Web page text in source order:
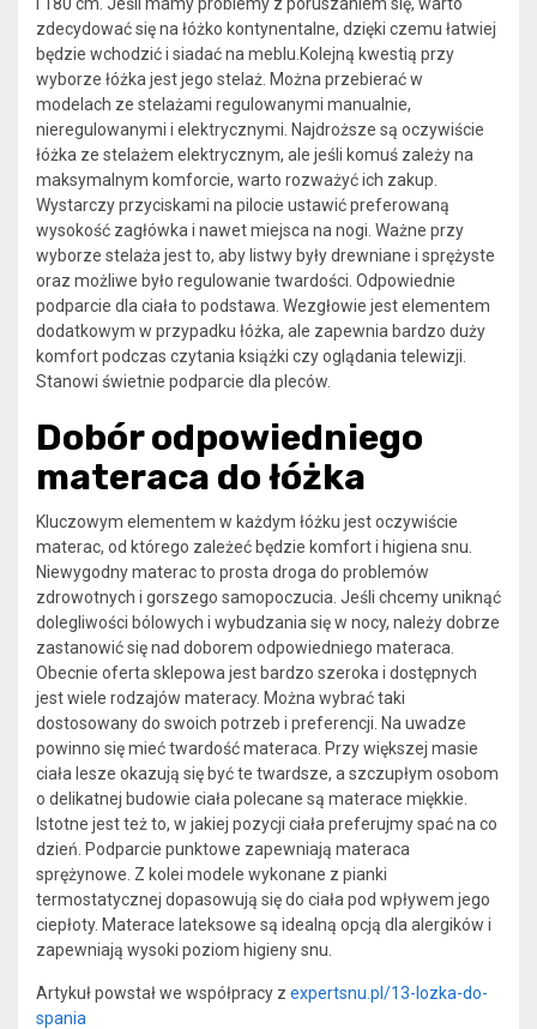
zdecydować się na łóżko kontynentalne, dzięki czemu łatwiej
będzie wchodzić i siadać na meblu.Kolejną kwestią przy
wyborze łóżka jest jego stelaż. Można przebierać w
modelach ze stelażami regulowanymi manualnie,
nieregulowanymi i elektrycznymi. Najdroższe są oczywiście
łóżka ze stelażem elektrycznym, ale jeśli komuś zależy na
maksymalnym komforcie, warto rozważyć ich zakup.
Wystarczy przyciskami na pilocie ustawić preferowaną
wysokość zagłówka i nawet miejsca na nogi. Ważne przy
wyborze stelaża jest to, aby listwy były drewniane i sprężyste
oraz możliwe było regulowanie twardości. Odpowiednie
podparcie dla ciała to podstawa. Wezgłowie jest elementem
dodatkowym w przypadku łóżka, ale zapewnia bardzo duży
komfort podczas czytania książki czy oglądania telewizji.
Stanowi świetnie podparcie dla pleców.
Dobór odpowiedniego
materaca do łóżka
Kluczowym elementem w każdym łóżku jest oczywiście
materac, od którego zależeć będzie komfort i higiena snu.
Niewygodny materac to prosta droga do problemów
zdrowotnych i gorszego samopoczucia. Jeśli chcemy uniknąć
dolegliwości bólowych i wybudzania się w nocy, należy dobrze
zastanowić się nad doborem odpowiedniego materaca.
Obecnie oferta sklepowa jest bardzo szeroka i dostępnych
jest wiele rodzajów materacy. Można wybrać taki
dostosowany do swoich potrzeb i preferencji. Na uwadze
powinno się mieć twardość materaca. Przy większej masie
ciała lesze okazują się być te twardsze, a szczupłym osobom
o delikatnej budowie ciała polecane są materace miękkie.
Istotne jest też to, w jakiej pozycji ciała preferujmy spać na co
dzień. Podparcie punktowe zapewniają materaca
sprężynowe. Z kolei modele wykonane z pianki
termostatycznej dopasowują się do ciała pod wpływem jego
ciepłoty. Materace lateksowe są idealną opcją dla alergików i
zapewniają wysoki poziom higieny snu.
Artykuł powstał we współpracy z expertsnu.pl/13-lozka-do-
spania